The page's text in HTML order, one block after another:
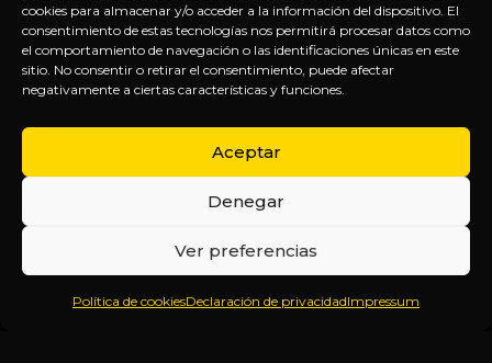
cookies para almacenar y/o acceder a la información del dispositivo. El
consentimiento de estas tecnologías nos permitirá procesar datos como
el comportamiento de navegación o las identificaciones únicas en este
sitio. No consentir o retirar el consentimiento, puede afectar
negativamente a ciertas características y funciones.
Aceptar
Denegar
Ver preferencias
Política de cookiesDeclaración de privacidadImpressum
eventos, nuevas
publicaciones y
actualizaciones de tu
suscripción.
Inicio
Sobre
Política
de
SÍGUENOS